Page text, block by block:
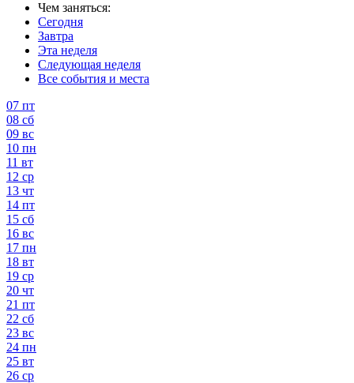
Чем заняться:
Сегодня
Завтра
Эта неделя
Следующая неделя
Все события и места
07 пт
08 сб
09 вс
10 пн
11 вт
12 ср
13 чт
14 пт
15 сб
16 вс
17 пн
18 вт
19 ср
20 чт
21 пт
22 сб
23 вс
24 пн
25 вт
26 ср